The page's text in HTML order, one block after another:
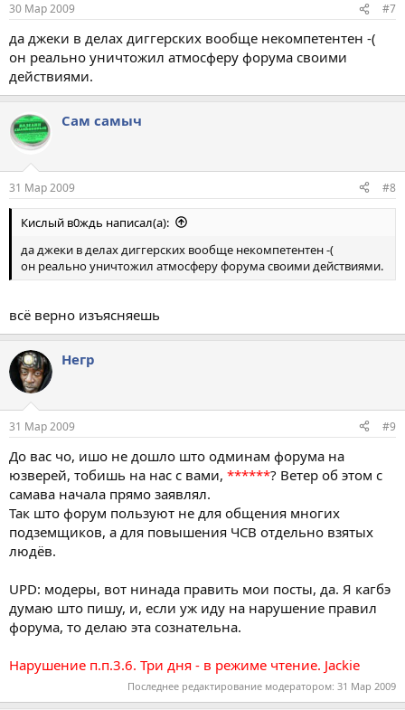
30 Мар 2009 #7
да джеки в делах диггерских вообще некомпетентен -(
он реально уничтожил атмосферу форума своими
действиями.
Сам самыч
31 Мар 2009 #8
Кислый в0ждь написал(а):
да джеки в делах диггерских вообще некомпетентен -(
он реально уничтожил атмосферу форума своими действиями.
всё верно изъясняешь
Негр
31 Мар 2009 #9
До вас чо, ишо не дошло што одминам форума на
юзверей, тобишь на нас с вами, ******? Ветер об этом с
самава начала прямо заявлял.
Так што форум пользуют не для общения многих
подземщиков, а для повышения ЧСВ отдельно взятых
людёв.
UPD: модеры, вот нинада править мои посты, да. Я кагбэ
думаю што пишу, и, если уж иду на нарушение правил
форума, то делаю эта сознательна.
Нарушение п.п.3.6. Три дня - в режиме чтение. Jackie
Последнее редактирование модератором: 31 Мар 2009